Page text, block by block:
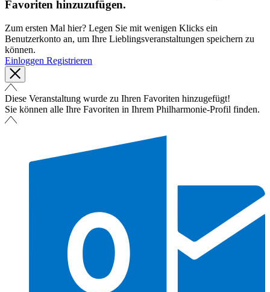
Favoriten hinzuzufügen.
Zum ersten Mal hier? Legen Sie mit wenigen Klicks ein
Benutzerkonto an, um Ihre Lieblingsveranstaltungen speichern zu
können.
Einloggen Registrieren
Diese Veranstaltung wurde zu Ihren Favoriten hinzugefügt!
Sie können alle Ihre Favoriten in Ihrem Philharmonie-Profil finden.